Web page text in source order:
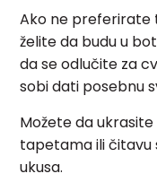
Ako ne preferirate
želite da budu u
da se odlučite za
sobi dati posebnu
Možete da
tapetama ili čitavu
ukusa.